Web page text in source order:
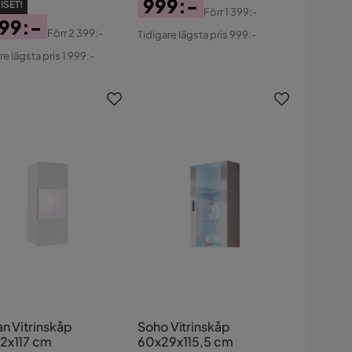
Förr2 399:-
lägsta pris 1 999:-
Pris
999:-
Original
Förr1 399:-
Tidigare lägsta pris 999:-
Vitrinskåp
cm
Soho Vitrinskåp
60x29x115,5 cm